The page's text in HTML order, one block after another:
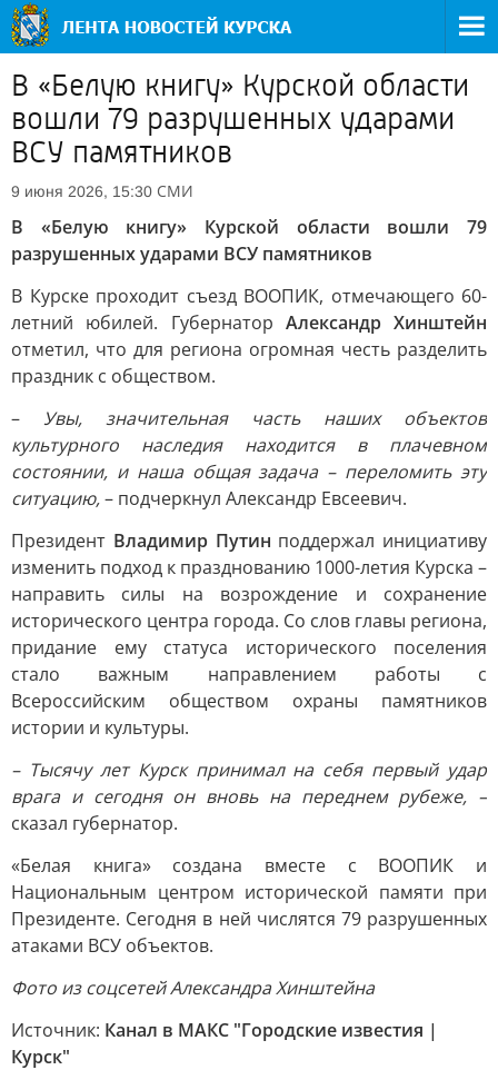
В «Белую книгу» Курской области
вошли 79 разрушенных ударами
ВСУ памятников
9 июня 2026, 15:30 СМИ
В «Белую книгу» Курской области вошли 79
разрушенных ударами ВСУ памятников
В Курске проходит съезд ВООПИК, отмечающего 60-
летний юбилей. Губернатор Александр Хинштейн
отметил, что для региона огромная честь разделить
праздник с обществом.
– Увы, значительная часть наших объектов
культурного наследия находится в плачевном
состоянии, и наша общая задача – переломить эту
ситуацию,– подчеркнул Александр Евсеевич.
Президент Владимир Путин поддержал инициативу
изменить подход к празднованию 1000-летия Курска –
направить силы на возрождение и сохранение
исторического центра города. Со слов главы региона,
придание ему статуса исторического поселения
стало важным направлением работы с
Всероссийским обществом охраны памятников
истории и культуры.
– Тысячу лет Курск принимал на себя первый удар
врага и сегодня он вновь на переднем рубеже, –
сказал губернатор.
«Белая книга» создана вместе с ВООПИК и
Национальным центром исторической памяти при
Президенте. Сегодня в ней числятся 79 разрушенных
атаками ВСУ объектов.
Фото из соцсетей Александра Хинштейна
Источник: Канал в МАКС "Городские известия |
Курск"